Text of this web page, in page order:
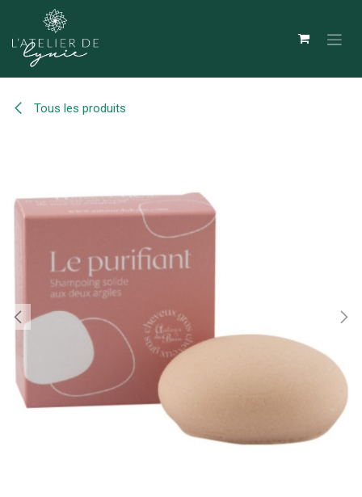
Se rendre au contenu
Tous les produits